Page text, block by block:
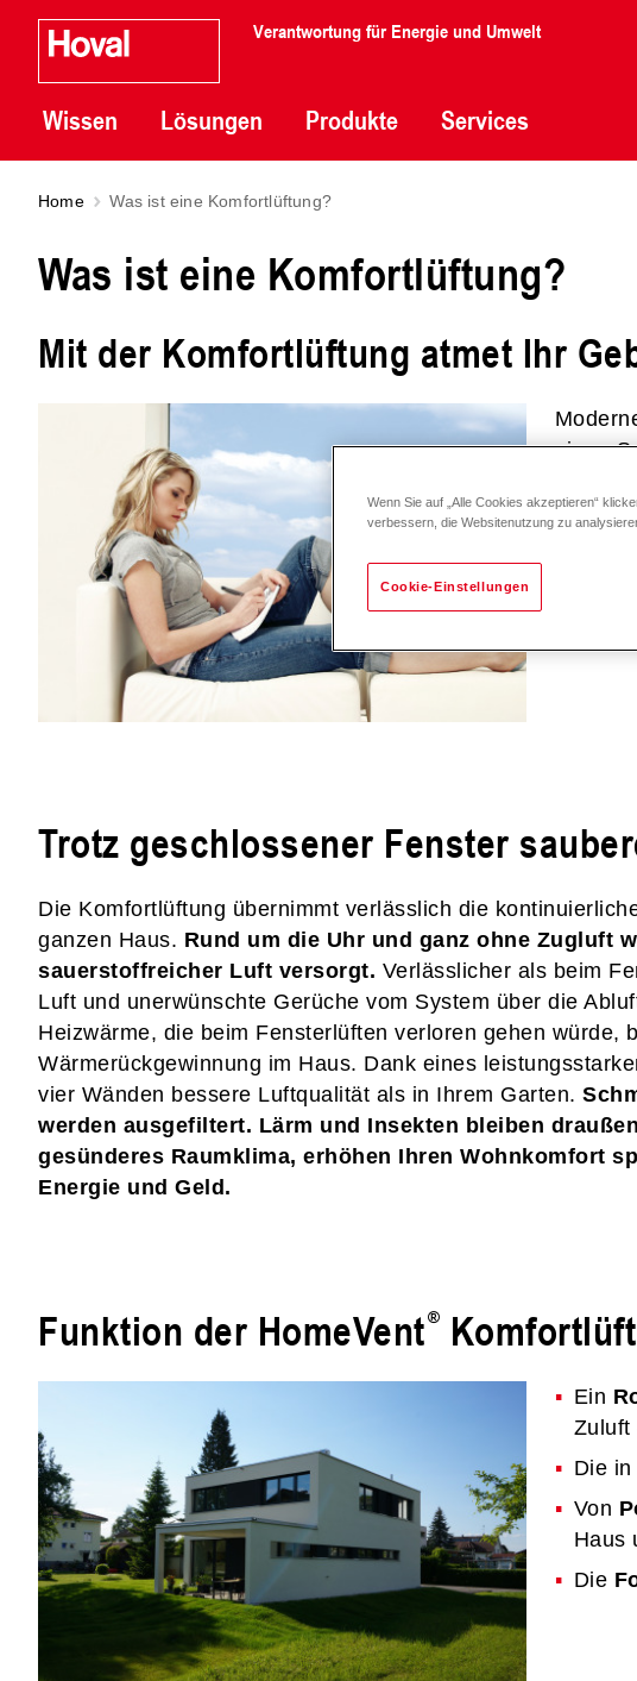
Verantwortung für Energie und Umwelt
Wissen Lösungen Produkte Services
Home Was ist eine Komfortlüftung?
Was ist eine Komfortlüftung?
Mit der Komfortlüftung atmet Ihr
einen
bei
Trotz geschlossener Fenster
Die Komfortlüftung übernimmt verlässlich die
ganzen Haus. Rund um die Uhr und ganz ohne Zugluft
sauerstoffreicher Luft versorgt. Verlässlicher als beim
Luft und unerwünschte Gerüche vom System über die
Heizwärme, die beim Fensterlüften verloren gehen würde,
Wärmerückgewinnung im Haus. Dank eines
vier Wänden bessere Luftqualität als in Ihrem Garten.
werden ausgefiltert. Lärm und Insekten bleiben
gesünderes Raumklima, erhöhen Ihren Wohnkomfort
Energie und Geld.
Funktion der HomeVent
Ein
Zuluft
Die
Von
Haus
Die
Wenn Sie auf „Alle Cookies akzeptieren“
verbessern, die Websitenutzung zu
Cookie-Einstellungen